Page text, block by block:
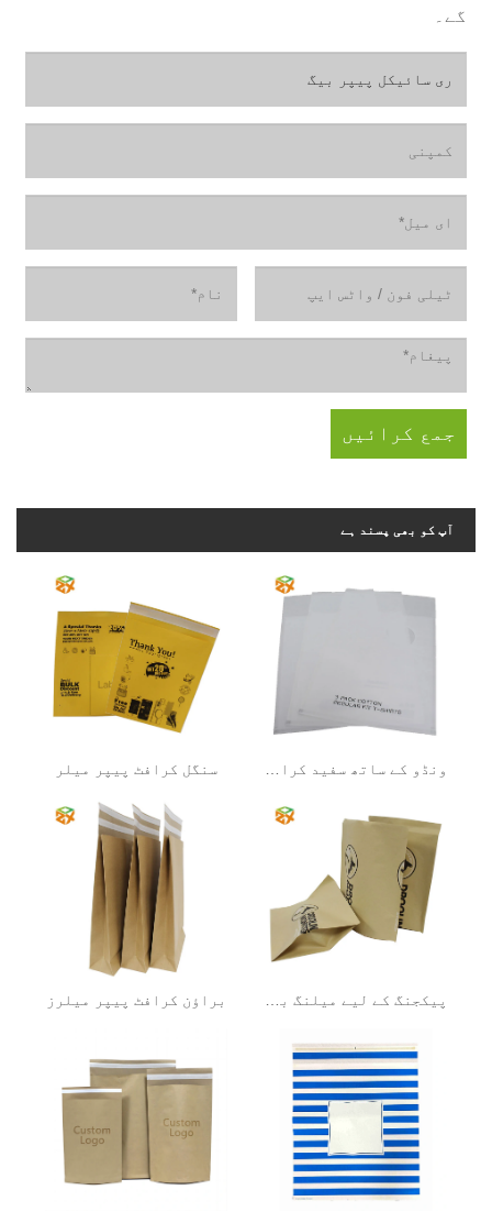
گے۔
آپ کو بھی پسند ہے
سنگل کرافٹ پیپر میلر ونڈو کے ساتھ سفید کرافٹ پیپر میلر
براؤن کرافٹ پیپر میلرز پیکجنگ کے لیے میلنگ بیگ